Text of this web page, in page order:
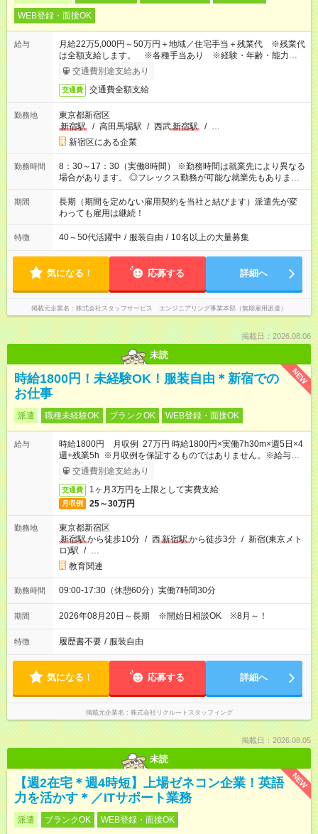
WEB登録・面接OK
給与
月給22万5,000円～50万円＋地域／住宅手当＋残業代 ※残業代
は全額支給します。 ※各種手当あり ※経験・年齢・能力等を
考慮して加給・優遇します。
交通費別途支給あり
交通費 交通費全額支給
勤務地
東京都新宿区
新宿駅
/ 高田馬場駅 / 西武新宿駅 / …
新宿区にある企業
勤務時間
8：30～17：30（実働8時間） ※勤務時間は就業先により異なる
場合があります。 ◎フレックス勤務が可能な就業先もありま
す。 ◎今よりもさらに働きやすい環境をつくるべく、 働き方
改革に全社をあげて取り組んでいます。
期間
長期（期間を定めない雇用契約を当社と結びます）派遣先が変
わっても雇用は継続！
特徴 40～50代活躍中 / 服装自由 / 10名以上の大量募集
気になる！ 応募する 詳細へ
掲載元企業名 株式会社スタッフサービス エンジニアリング事業本部（無期雇用派遣）
掲載日：2026.08.06
未読
NEW
時給1800円！未経験OK！服装自由＊新宿での
お仕事
派遣 職種未経験OK ブランクOK WEB登録・面接OK
給与
時給1800円 月収例 27万円 時給1800円×実働7h30m×週5日×4
週+残業5h ※月収例を保証するものではありません。※給与即受
取りサービス利用可（利用条件有）
交通費別途支給あり
交通費 1ヶ月3万円を上限として実費支給
月収例 25～30万円
勤務地
東京都新宿区
新宿駅から徒歩10分 / 西新宿駅から徒歩3分 / 新宿(東京メト
ロ)駅 / …
教育関連
勤務時間 09:00-17:30（休憩60分）実働7時間30分
期間 2026年08月20日～長期 ※開始日相談OK ※8月～！
特徴 履歴書不要 / 服装自由
気になる！ 応募する 詳細へ
掲載元企業名 株式会社リクルートスタッフィング
掲載日：2026.08.05
未読
NEW
【週2在宅＊週4時短】上場ゼネコン企業！英語
力を活かす＊／ITサポート業務
派遣 ブランクOK WEB登録・面接OK